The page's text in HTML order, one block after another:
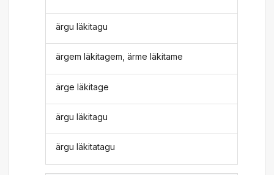
ärgu läkitagu
ärgem läkitagem, ärme läkitame
ärge läkitage
ärgu läkitagu
ärgu läkitatagu